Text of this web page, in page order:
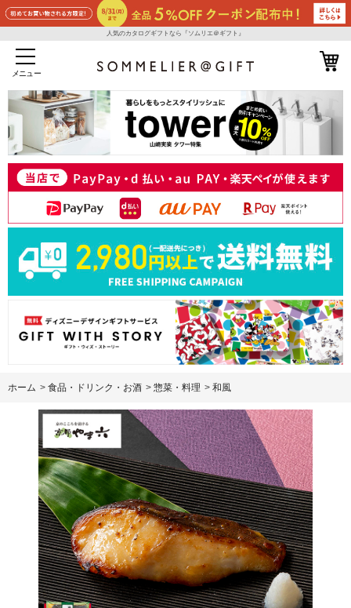
人気のカタログギフトなら『ソムリエ＠ギフト』
メニュー
ホーム > 食品・ドリンク・お酒 > 惣菜・料理 > 和風